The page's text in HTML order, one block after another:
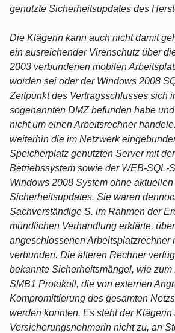
genutzte Sicherheitsupdates des
Die Klägerin kann auch nicht damit
ein ausreichender Virenschutz über
2003 verbundenen mobilen
worden sei oder der Windows 2008
Zeitpunkt des Vertragsschlusses sich
sogenannten DMZ befunden habe
nicht um einen Arbeitsrechner
weiterhin die im Netzwerk
Speicherplatz genutzten Server mit
Betriebssystem sowie der WEB-SQL-
Windows 2008 System ohne
Sicherheitsupdates. Sie waren
Sachverständige S. im Rahmen der
mündlichen Verhandlung erklärte,
angeschlossenen Arbeitsplatzrechner
verbunden. Die älteren Rechner
bekannte Sicherheitsmängel, wie
SMB1 Protokoll, die von externen
Kompromittierung des gesamten
werden konnten. Es steht der Klägerin
Versicherungsnehmerin nicht zu, an